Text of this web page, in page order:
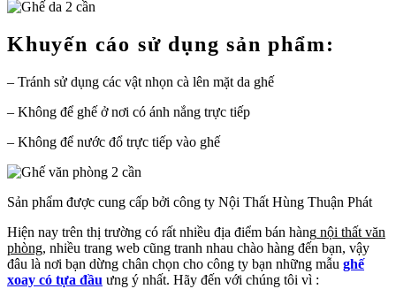
Khuyến cáo sử dụng sản phẩm:
– Tránh sử dụng các vật nhọn cà lên mặt da ghế
– Không để ghế ở nơi có ánh nắng trực tiếp
– Không để nước đổ trực tiếp vào ghế
Sản phẩm được cung cấp bởi công ty Nội Thất Hùng Thuận Phát
Hiện nay trên thị trường có rất nhiều địa điểm bán hàng nội thất văn
phòng, nhiều trang web cũng tranh nhau chào hàng đến bạn, vậy
đâu là nơi bạn dừng chân chọn cho công ty bạn những mẫu ghế
xoay có tựa đầu ưng ý nhất. Hãy đến với chúng tôi vì :